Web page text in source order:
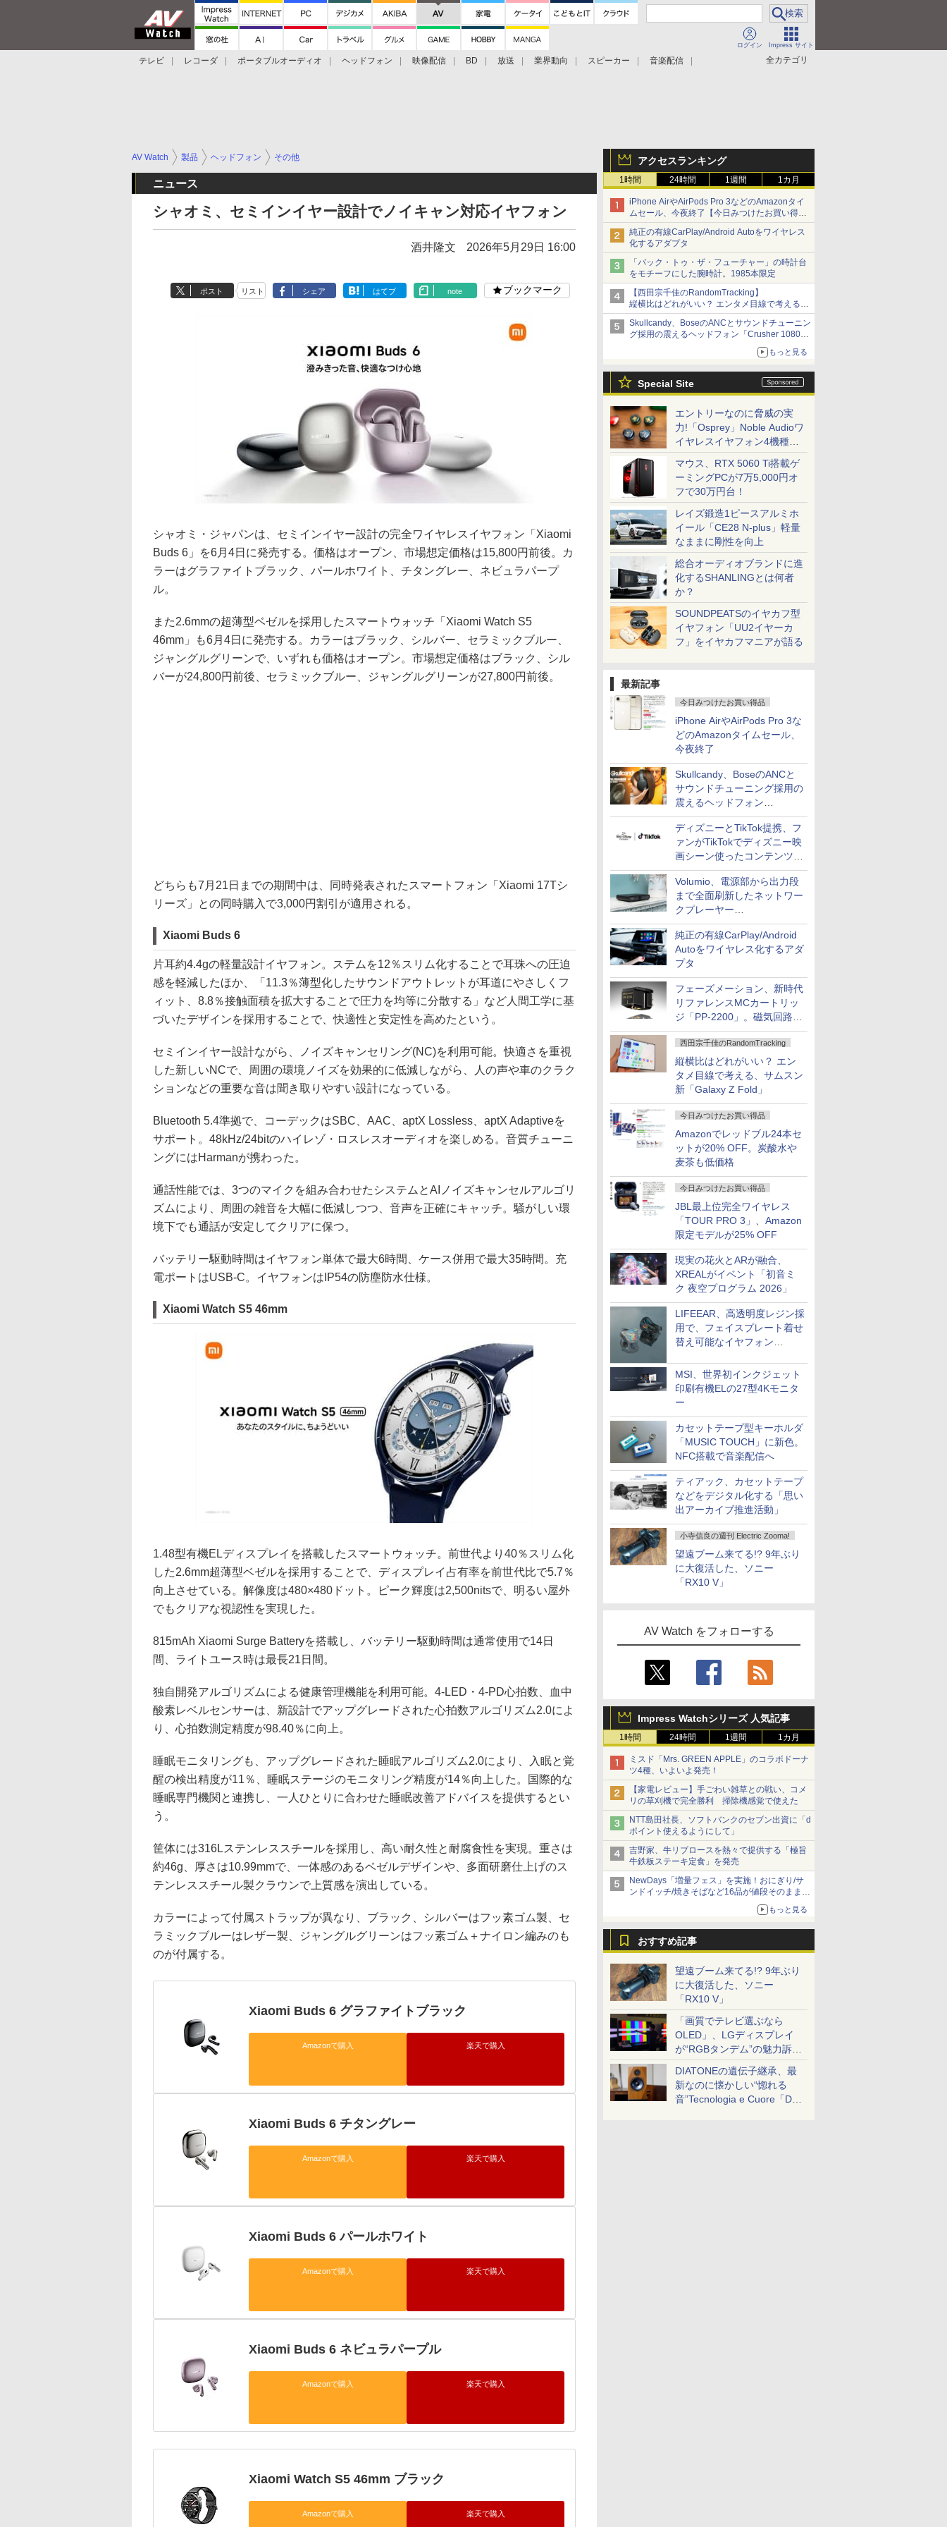
ログイン Impress サイト
全カテゴリ
テレビ レコーダ ポータブルオーディオ ヘッドフォン 映像配信 BD 放送 業界動向 スピーカー
音楽配信
アクセスランキング
1時間 24時間 1週間 1カ月
iPhone AirやAirPods Pro 3などのAmazonタイ
ムセール、今夜終了【今日みつけたお買い得
品】
純正の有線CarPlay/Android Autoをワイヤレス
化するアダプタ
「バック・トゥ・ザ・フューチャー」の時計台
をモチーフにした腕時計。1985本限定
【西田宗千佳のRandomTracking】
縦横比はどれがいい？ エンタメ目線で考える、
サムスン新「Galaxy Z Fold」
Skullcandy、BoseのANCとサウンドチューニン
グ採用の震えるヘッドフォン「Crusher 1080
もっと見る
Special Site
エントリーなのに脅威の実
力!「Osprey」Noble Audioワ
イヤレスイヤフォン4機種を
一気に聴く
マウス、RTX 5060 Ti搭載ゲ
ーミングPCが7万5,000円オ
フで30万円台！
レイズ鍛造1ピースアルミホ
イール「CE28 N-plus」軽量
なままに剛性を向上
総合オーディオブランドに進
化するSHANLINGとは何者
か？
SOUNDPEATSのイヤカフ型
イヤフォン「UU2イヤーカ
フ」をイヤカフマニアが語る
最新記事
今日みつけたお買い得品
iPhone AirやAirPods Pro 3な
どのAmazonタイムセール、
今夜終了
Skullcandy、BoseのANCと
サウンドチューニング採用の
震えるヘッドフォン
「Crusher 1080 ANC」
ディズニーとTikTok提携、フ
ァンがTikTokでディズニー映
画シーン使ったコンテンツ制
作、Disney+にも配信
Volumio、電源部から出力段
まで全面刷新したネットワー
クプレーヤー
「Primo（2026）」
純正の有線CarPlay/Android
Autoをワイヤレス化するアダ
プタ
フェーズメーション、新時代
リファレンスMCカートリッ
ジ「PP-2200」。磁気回路や
ハウジングを根本から見直し
西田宗千佳のRandomTracking
縦横比はどれがいい？ エン
タメ目線で考える、サムスン
新「Galaxy Z Fold」
今日みつけたお買い得品
Amazonでレッドブル24本セ
ットが20% OFF。炭酸水や
麦茶も低価格
今日みつけたお買い得品
JBL最上位完全ワイヤレス
「TOUR PRO 3」、Amazon
限定モデルが25% OFF
現実の花火とARが融合、
XREALがイベント「初音ミ
ク 夜空プログラム 2026」
LIFEEAR、高透明度レジン採
用で、フェイスプレート着せ
替え可能なイヤフォン
MSI、世界初インクジェット
印刷有機ELの27型4Kモニタ
ー
カセットテープ型キーホルダ
「MUSIC TOUCH」に新色。
NFC搭載で音楽配信へ
ティアック、カセットテープ
などをデジタル化する「思い
出アーカイブ推進活動」
小寺信良の週刊 Electric Zooma!
望遠ブーム来てる!? 9年ぶり
に大復活した、ソニー
「RX10 V」
AV Watch をフォローする
Impress Watchシリーズ 人気記事
1時間 24時間 1週間 1カ月
ミスド「Mrs. GREEN APPLE」のコラボドーナ
ツ4種、いよいよ発売！
【家電レビュー】手ごわい雑草との戦い、コメ
リの草刈機で完全勝利 掃除機感覚で使えた
NTT島田社長、ソフトバンクのセブン出資に「d
ポイント使えるようにして」
吉野家、牛リブロースを熱々で提供する「極旨
牛鉄板ステーキ定食」を発売
NewDays「増量フェス」を実施！おにぎり/サ
ンドイッチ/焼きそばなど16品が値段そのままで
もっと見る
おすすめ記事
望遠ブーム来てる!? 9年ぶり
に大復活した、ソニー
「RX10 V」
「画質でテレビ選ぶなら
OLED」、LGディスプレイ
が“RGBタンデム”の魅力訴
求。液晶とのガチ比較も
DIATONEの遺伝子継承、最
新なのに懐かしい“惚れる
音”Tecnologia e Cuore「DS-
AV Watch 製品 ヘッドフォン その他
ニュース
シャオミ、セミインイヤー設計でノイキャン対応イヤフォン
酒井隆文 2026年5月29日 16:00
ポスト リスト シェア はてブ note ブックマーク
シャオミ・ジャパンは、セミインイヤー設計の完全ワイヤレスイヤフォン「Xiaomi
Buds 6」を6月4日に発売する。価格はオープン、市場想定価格は15,800円前後。カ
ラーはグラファイトブラック、パールホワイト、チタングレー、ネビュラパープ
ル。
また2.6mmの超薄型ベゼルを採用したスマートウォッチ「Xiaomi Watch S5
46mm」も6月4日に発売する。カラーはブラック、シルバー、セラミックブルー、
ジャングルグリーンで、いずれも価格はオープン。市場想定価格はブラック、シル
バーが24,800円前後、セラミックブルー、ジャングルグリーンが27,800円前後。
どちらも7月21日までの期間中は、同時発表されたスマートフォン「Xiaomi 17Tシ
リーズ」との同時購入で3,000円割引が適用される。
Xiaomi Buds 6
片耳約4.4gの軽量設計イヤフォン。ステムを12％スリム化することで耳珠への圧迫
感を軽減したほか、「11.3％薄型化したサウンドアウトレットが耳道にやさしくフ
ィット、8.8％接触面積を拡大することで圧力を均等に分散する」など人間工学に基
づいたデザインを採用することで、快適性と安定性を高めたという。
セミインイヤー設計ながら、ノイズキャンセリング(NC)を利用可能。快適さを重視
した新しいNCで、周囲の環境ノイズを効果的に低減しながら、人の声や車のクラク
ションなどの重要な音は聞き取りやすい設計になっている。
Bluetooth 5.4準拠で、コーデックはSBC、AAC、aptX Lossless、aptX Adaptiveを
サポート。48kHz/24bitのハイレゾ・ロスレスオーディオを楽しめる。音質チューニ
ングにはHarmanが携わった。
通話性能では、3つのマイクを組み合わせたシステムとAIノイズキャンセルアルゴリ
ズムにより、周囲の雑音を大幅に低減しつつ、音声を正確にキャッチ。騒がしい環
境下でも通話が安定してクリアに保つ。
バッテリー駆動時間はイヤフォン単体で最大6時間、ケース併用で最大35時間。充
電ポートはUSB-C。イヤフォンはIP54の防塵防水仕様。
Xiaomi Watch S5 46mm
1.48型有機ELディスプレイを搭載したスマートウォッチ。前世代より40％スリム化
した2.6mm超薄型ベゼルを採用することで、ディスプレイ占有率を前世代比で5.7％
向上させている。解像度は480×480ドット。ピーク輝度は2,500nitsで、明るい屋外
でもクリアな視認性を実現した。
815mAh Xiaomi Surge Batteryを搭載し、バッテリー駆動時間は通常使用で14日
間、ライトユース時は最長21日間。
独自開発アルゴリズムによる健康管理機能を利用可能。4-LED・4-PD心拍数、血中
酸素レベルセンサーは、新設計でアップグレードされた心拍数アルゴリズム2.0によ
り、心拍数測定精度が98.40％に向上。
睡眠モニタリングも、アップグレードされた睡眠アルゴリズム2.0により、入眠と覚
醒の検出精度が11％、睡眠ステージのモニタリング精度が14％向上した。国際的な
睡眠専門機関と連携し、一人ひとりに合わせた睡眠改善アドバイスを提供するとい
う。
筐体には316Lステンレススチールを採用し、高い耐久性と耐腐食性を実現。重さは
約46g、厚さは10.99mmで、一体感のあるベゼルデザインや、多面研磨仕上げのス
テンレススチール製クラウンで上質感を演出している。
カラーによって付属ストラップが異なり、ブラック、シルバーはフッ素ゴム製、セ
ラミックブルーはレザー製、ジャングルグリーンはフッ素ゴム＋ナイロン編みのも
のが付属する。
Xiaomi Buds 6 グラファイトブラック
Amazonで購入 楽天で購入
Xiaomi Buds 6 チタングレー
Amazonで購入 楽天で購入
Xiaomi Buds 6 パールホワイト
Amazonで購入 楽天で購入
Xiaomi Buds 6 ネビュラパープル
Amazonで購入 楽天で購入
Xiaomi Watch S5 46mm ブラック
Amazonで購入 楽天で購入